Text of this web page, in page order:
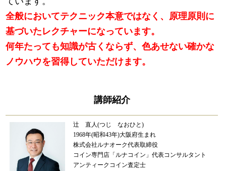
全般においてテクニック本意ではなく、原理原則に
基づいたレクチャーになっています。
何年たっても知識が古くならず、色あせない確かな
ノウハウを習得していただけます。
講師紹介
辻 直人(つじ なおひと)
1968年(昭和43年)大阪府生まれ
株式会社ルナオーク代表取締役
コイン専門店「ルナコイン」代表コンサルタント
アンティークコイン査定士